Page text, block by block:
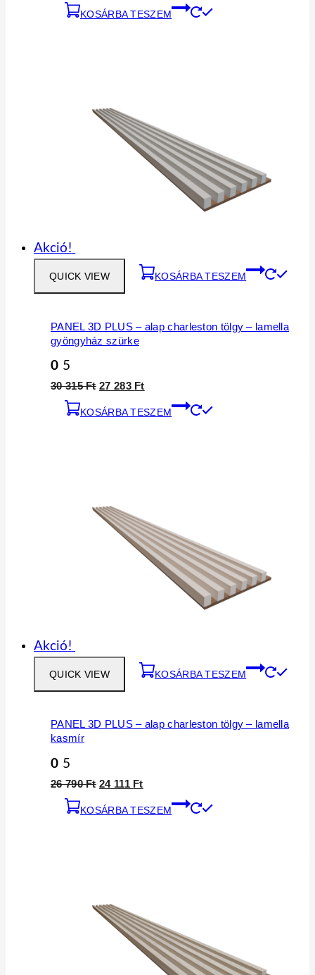
KOSÁRBA TESZEM
Akció!
QUICK VIEW KOSÁRBA TESZEM
PANEL 3D PLUS – alap charleston tölgy – lamella
gyöngyház szürke
0 5
30 315Ft 27 283 Ft
KOSÁRBA TESZEM
Akció!
QUICK VIEW KOSÁRBA TESZEM
PANEL 3D PLUS – alap charleston tölgy – lamella
kasmír
0 5
26 790Ft 24 111 Ft
KOSÁRBA TESZEM